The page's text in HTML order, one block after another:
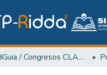
RedGuia / Congresos CLABES